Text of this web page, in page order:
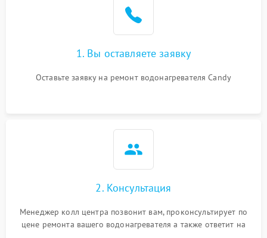
1. Вы оставляете заявку
Оставьте заявку на ремонт водонагревателя Candy
2. Консультация
Менеджер колл центра позвонит вам, проконсультирует по
цене ремонта вашего водонагревателя а также ответит на